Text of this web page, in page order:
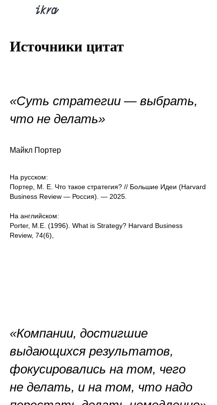
Источники цитат
«Суть стратегии — выбрать,
что не делать»
Майкл Портер
На русском:
Портер, М. Е. Что такое стратегия? // Большие Идеи (Harvard
Business Review — Россия). — 2025.
На английском:
Porter, M.E. (1996). What is Strategy? Harvard Business
Review, 74(6),
«Компании, достигшие
выдающихся результатов,
фокусировались на том, чего
не делать, и на том, что надо